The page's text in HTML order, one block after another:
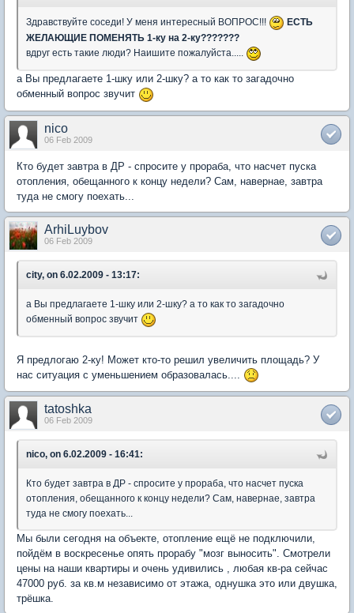
Здравствуйте соседи! У меня интересный ВОПРОС!!!
ЕСТЬ
ЖЕЛАЮЩИЕ ПОМЕНЯТЬ 1-ку на 2-ку???????
вдруг есть такие люди? Наишите пожалуйста.....
а Вы предлагаете 1-шку или 2-шку? а то как то загадочно
обменный вопрос звучит
nico
06 Feb 2009
Кто будет завтра в ДР - спросите у прораба, что насчет пуска
отопления, обещанного к концу недели? Сам, навернае, завтра
туда не смогу поехать...
ArhiLuybov
06 Feb 2009
city, on 6.02.2009 - 13:17:
а Вы предлагаете 1-шку или 2-шку? а то как то загадочно
обменный вопрос звучит
Я предлогаю 2-ку! Может кто-то решил увеличить площадь? У
нас ситуация с уменьшением образовалась....
tatoshka
06 Feb 2009
nico, on 6.02.2009 - 16:41:
Кто будет завтра в ДР - спросите у прораба, что насчет пуска
отопления, обещанного к концу недели? Сам, навернае, завтра
туда не смогу поехать...
Мы были сегодня на объекте, отопление ещё не подключили,
пойдём в воскресенье опять прорабу "мозг выносить". Смотрели
цены на наши квартиры и очень удивились , любая кв-ра сейчас
47000 руб. за кв.м независимо от этажа, однушка это или двушка,
трёшка.